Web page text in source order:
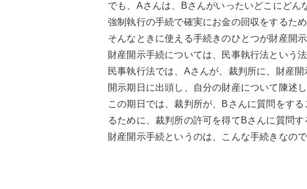
でも、Aさんは、Bさんがいったいどこにどん
強制執行の手続で確実にお金の回収をするた
そんなときに使える手続きのひとつが財産開示
財産開示手続については、民事執行法という
民事執行法では、Aさんが、裁判所に、財産
開示期日に出頭し、自分の財産について陳述
この期日では、裁判所が、Bさんに質問をす
るために、裁判所の許可を得てBさんに質問
財産開示手続というのは、こんな手続きなので